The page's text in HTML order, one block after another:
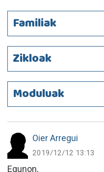
Familiak
Zikloak
Moduluak
Oier Arregui
2019/12/12 13:13
Egunon,